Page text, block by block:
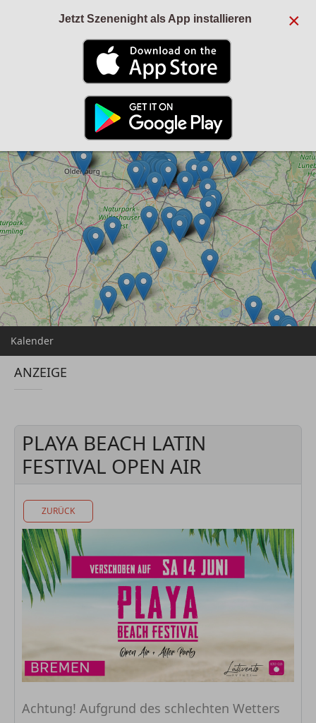
Kalender
ANZEIGE
PLAYA BEACH LATIN
FESTIVAL OPEN AIR
ZURÜCK
Achtung! Aufgrund des schlechten Wetters
×
Jetzt Szenenight als App installieren